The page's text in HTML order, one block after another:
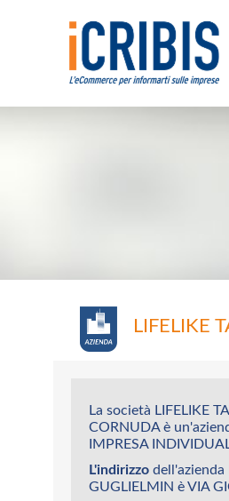
LIFELIKE
La società LIFELIKE
CORNUDA è
IMPRESA
L'indirizzo dell'azienda
GUGLIELMIN è VIA